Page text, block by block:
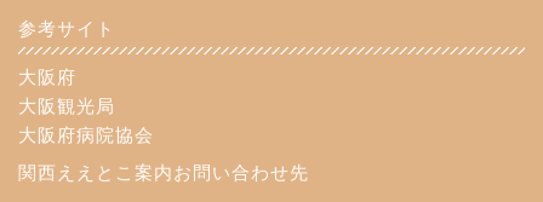
参考サイト
大阪府
大阪観光局
大阪府病院協会
関西ええとこ案内お問い合わせ先